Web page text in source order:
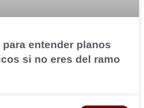
para entender planos
si no eres del ramo